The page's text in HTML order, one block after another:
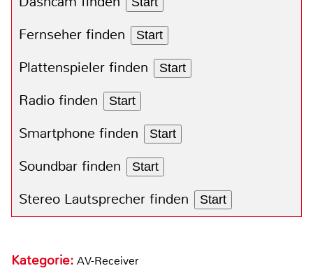
Fernseher finden Start
Plattenspieler finden Start
Radio finden Start
Smartphone finden Start
Soundbar finden Start
Stereo Lautsprecher finden Start
Kategorie: AV-Receiver